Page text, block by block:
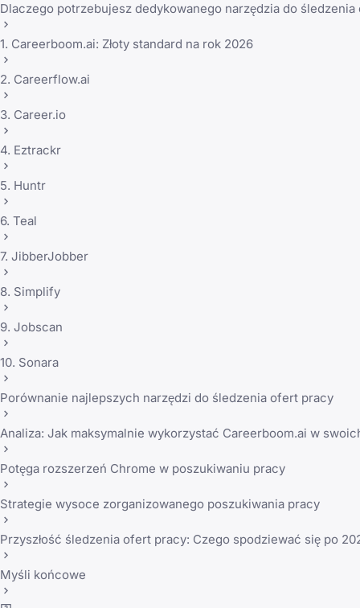
Dlaczego potrzebujesz dedykowanego narzędzia do
1. Careerboom.ai: Złoty standard na rok 2026
2. Careerflow.ai
3. Career.io
4. Eztrackr
5. Huntr
6. Teal
7. JibberJobber
8. Simplify
9. Jobscan
10. Sonara
Porównanie najlepszych narzędzi do śledzenia ofert pracy
Analiza: Jak maksymalnie wykorzystać Careerboom.ai w
Potęga rozszerzeń Chrome w poszukiwaniu pracy
Strategie wysoce zorganizowanego poszukiwania pracy
Przyszłość śledzenia ofert pracy: Czego spodziewać się po
Myśli końcowe